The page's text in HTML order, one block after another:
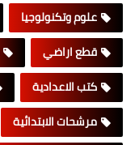
علوم وتكنولوجيا
قطع اراضي
كتب الاعدادية
مرشحات الابتدائية